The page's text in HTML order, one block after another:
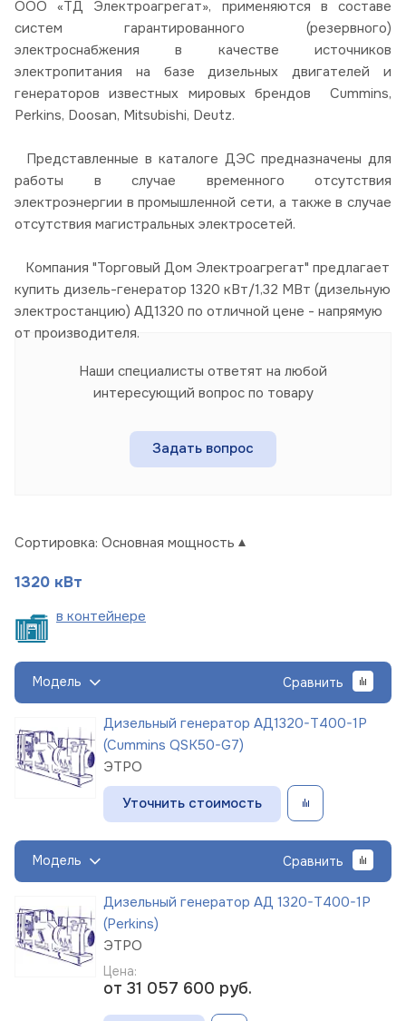
ООО «ТД Электроагрегат», применяются в составе
систем гарантированного (резервного)
электроснабжения в качестве источников
электропитания на базе дизельных двигателей и
генераторов известных мировых брендов Cummins,
Perkins, Doosan, Mitsubishi, Deutz.
Представленные в каталоге ДЭС предназначены для
работы в случае временного отсутствия
электроэнергии в промышленной сети, а также в случае
отсутствия магистральных электросетей.
Компания "Торговый Дом Электроагрегат" предлагает
купить дизель-генератор 1320 кВт/1,32 МВт (дизельную
электростанцию) АД1320 по отличной цене - напрямую
от производителя.
Наши специалисты ответят на любой
интересующий вопрос по товару
Задать вопрос
Сортировка: Основная мощность
1320 кВт
в контейнере
Модель Сравнить
Дизельный генератор АД1320-Т400-1Р
(Cummins QSK50-G7)
ЭТРО
Уточнить стоимость
Модель Сравнить
Дизельный генератор АД 1320-Т400-1Р
(Perkins)
ЭТРО
Цена:
от 31 057 600 руб.